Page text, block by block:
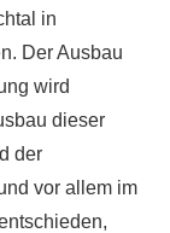
in
Der Ausbau
wird
dieser
der
vor allem im